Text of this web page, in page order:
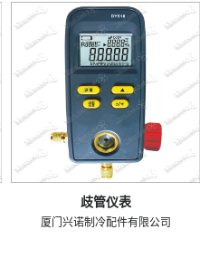
歧管仪表
厦门兴诺制冷配件有限公司